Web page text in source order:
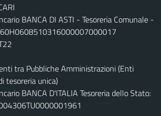
BANCA DI ASTI - Tesoreria Comunale -
tra Pubbliche Amministrazioni (Enti
tesoreria unica)
BANCA D'ITALIA Tesoreria dello Stato: